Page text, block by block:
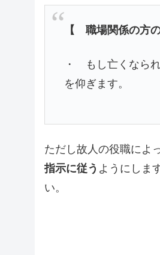
【 職場関係の方
・ もし亡くなら
を仰ぎます。
ただし故人の役職によ
指示に従う ようにしま
い。